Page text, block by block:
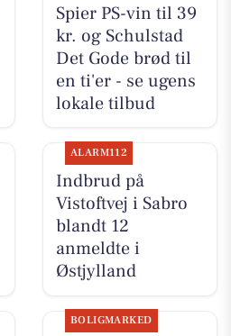
Spier PS-vin til 39
kr. og Schulstad
Det Gode brød til
en ti'er - se ugens
lokale tilbud
ALARM112
Indbrud på
Vistoftvej i Sabro
blandt 12
anmeldte i
Østjylland
BOLIGMARKED